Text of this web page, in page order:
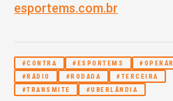
esportems.com.br
#CONTRA #ESPORTEMS
#RÁDIO
#RODADA
#TERCEIRA
#TRANSMITE
#UBERLÂNDIA